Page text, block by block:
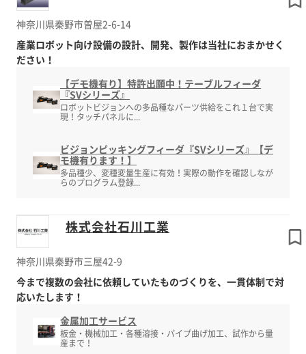
神奈川県秦野市曽屋2-6-14
産業ロボット向け設備の設計、開発、製作は当社におまかせく
ださい！
【デモ機有り】特許出願中！テーブルフィーダ
『SVシリーズ』
ロボットビジョンへの多品種なパーツ供給をこれ１台で実
現！タッチパネルに...
ビジョンピッキングフィーダ『SVシリーズ』【デ
モ機有ります！】
多品種少、変種変量生産に有効！実際の動作を確認しなが
らのプログラム登録...
株式会社石川工業
神奈川県秦野市三屋42-9
今まで複数の会社に依頼していたものづくりを、一貫体制で対
応いたします！
金属加工サービス
板金・機械加工・各種溶接・パイプ曲げ加工、試作から量
産まで！